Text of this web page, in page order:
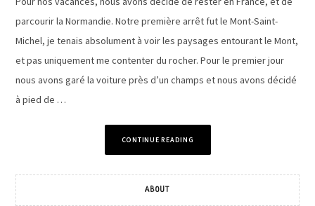
parcourir la Normandie. Notre première arrêt fut le Mont-Saint-
Michel, je tenais absolument à voir les paysages entourant le Mont,
et pas uniquement me contenter du rocher. Pour le premier jour
nous avons garé la voiture près d’un champs et nous avons décidé
à pied de …
CONTINUE READING
ABOUT